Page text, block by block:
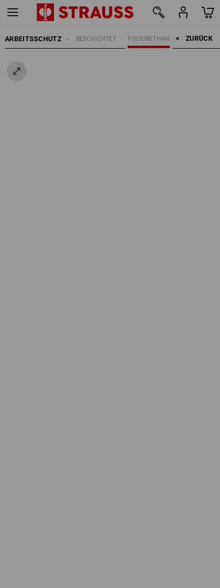
ARBEITSSCHUTZ ZURÜCK    >
POLYURETHAN
BESCHICHTET
HANDSCHUHE